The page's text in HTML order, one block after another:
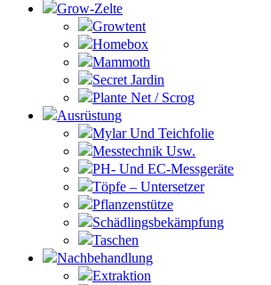
Grow-Zelte
Growtent
Homebox
Mammoth
Secret Jardin
Plante Net / Scrog
Ausrüstung
Mylar Und Teichfolie
Messtechnik Usw.
PH- Und EC-Messgeräte
Töpfe – Untersetzer
Pflanzenstütze
Schädlingsbekämpfung
Taschen
Nachbehandlung
Extraktion